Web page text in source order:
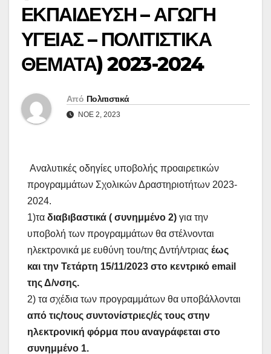
ΕΚΠΑΙΔΕΥΣΗ – ΑΓΩΓΗ
ΥΓΕΙΑΣ – ΠΟΛΙΤΙΣΤΙΚΑ
ΘΕΜΑΤΑ) 2023-2024
Από Πολιτιστικά
ΝΟΈ 2, 2023
Αναλυτικές οδηγίες υποβολής προαιρετικών
προγραμμάτων Σχολικών Δραστηριοτήτων 2023-
2024.
1)τα διαβιβαστικά ( συνημμένο 2) για την
υποβολή των προγραμμάτων θα στέλνονται
ηλεκτρονικά με ευθύνη του/της Δντή/ντριας έως
και την Τετάρτη 15/11/2023 στο κεντρικό email
της Δ/νσης.
2) τα σχέδια των προγραμμάτων θα υποβάλλονται
από τις/τους συντονίστριες/ές τους στην
ηλεκτρονική φόρμα που αναγράφεται στο
συνημμένο 1.